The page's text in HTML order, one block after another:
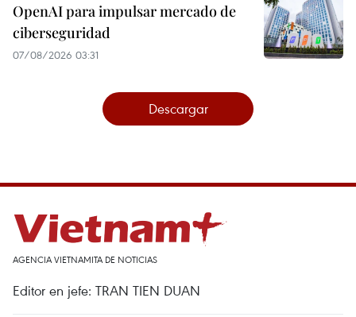
OpenAI para impulsar mercado de
ciberseguridad
07/08/2026 03:31
Descargar
AGENCIA VIETNAMITA DE NOTICIAS
Editor en jefe: TRAN TIEN DUAN